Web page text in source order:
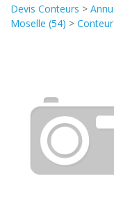
Devis Conteurs >
Moselle (54) >